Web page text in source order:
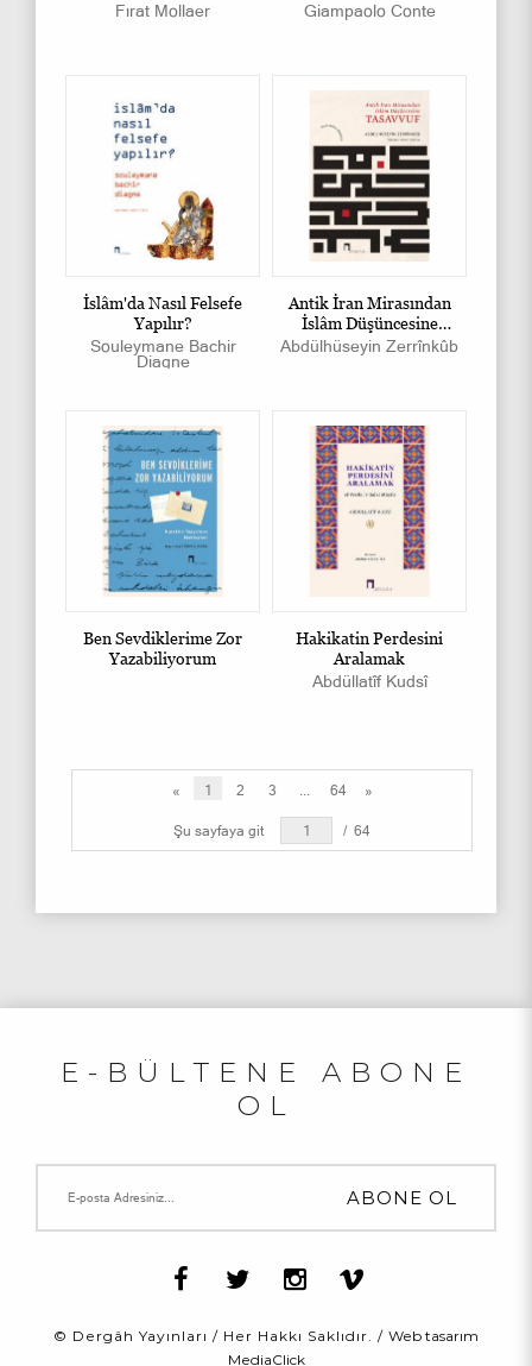
Fırat Mollaer
Giampaolo Conte
İslâm'da Nasıl Felsefe
Yapılır?
Souleymane Bachir
Diagne
Antik İran Mirasından
İslâm Düşüncesine
Tasavvuf
Abdülhüseyin Zerrînkûb
Ben Sevdiklerime Zor
Yazabiliyorum
Hakikatin Perdesini
Aralamak
Abdüllatîf Kudsî
« 1 2 3 ... 64 »
Şu sayfaya git / 64
E-BÜLTENE ABONE
OL
© Dergâh Yayınları / Her Hakkı Saklıdır. / Web tasarım
MediaClick